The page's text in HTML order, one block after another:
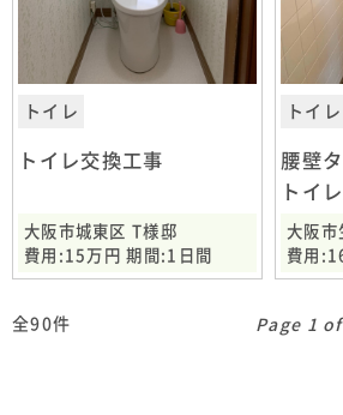
トイレ
トイレ交換工事
大阪市城東区 T様邸
費用:15万円 期間:1日間
トイレ
腰壁
トイ
大阪市
費用
全90件 Page 1